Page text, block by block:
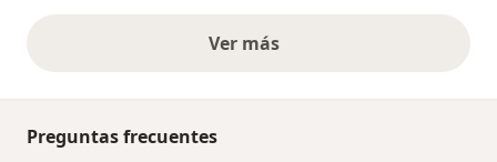
Ver másopiniones anteriores
Preguntas frecuentes